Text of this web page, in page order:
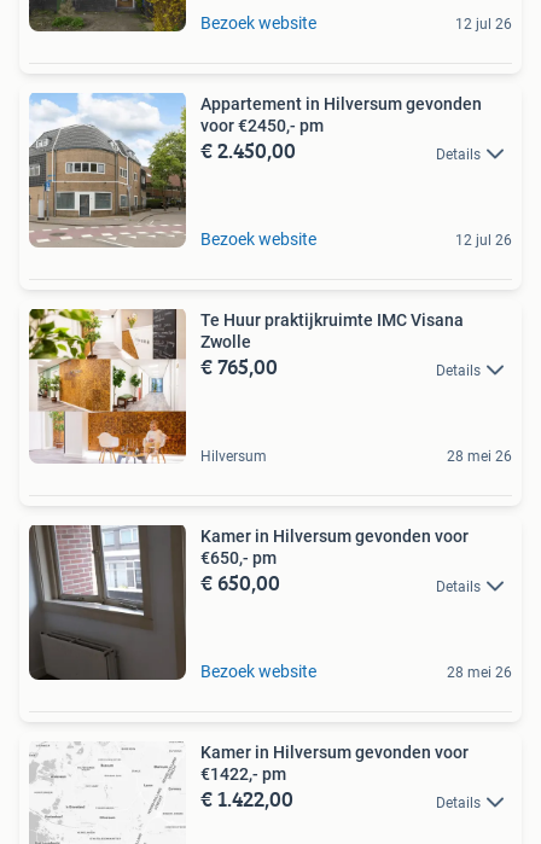
Bezoek website 12 jul 26
Appartement in Hilversum gevonden
voor €2450,- pm
€ 2.450,00 Details
Bezoek website 12 jul 26
Te Huur praktijkruimte IMC Visana
Zwolle
€ 765,00 Details
Hilversum 28 mei 26
Kamer in Hilversum gevonden voor
€650,- pm
€ 650,00 Details
Bezoek website 28 mei 26
Kamer in Hilversum gevonden voor
€1422,- pm
€ 1.422,00 Details